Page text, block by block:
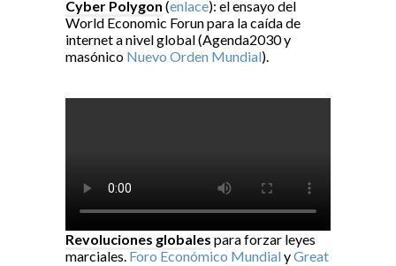
Cyber Polygon (enlace): el ensayo del
World Economic Forun para la caída de
internet a nivel global (Agenda2030 y
masónico Nuevo Orden Mundial).
Revoluciones globales para forzar leyes
marciales. Foro Económico MundialyGreat